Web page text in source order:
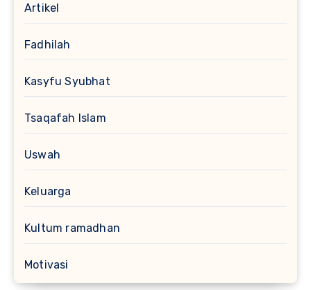
Artikel
Fadhilah
Kasyfu Syubhat
Tsaqafah Islam
Uswah
Keluarga
Kultum ramadhan
Motivasi